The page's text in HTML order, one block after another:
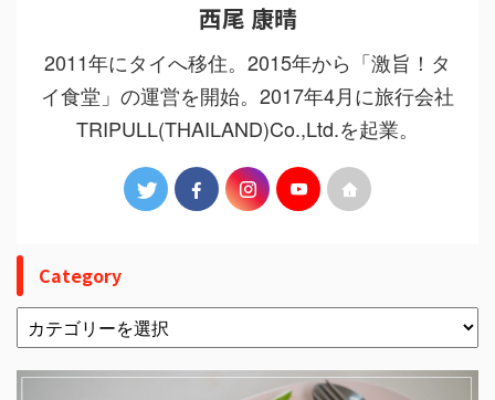
西尾 康晴
2011年にタイへ移住。2015年から「激旨！タ
イ食堂」の運営を開始。2017年4月に旅行会社
TRIPULL(THAILAND)Co.,Ltd.を起業。
Category